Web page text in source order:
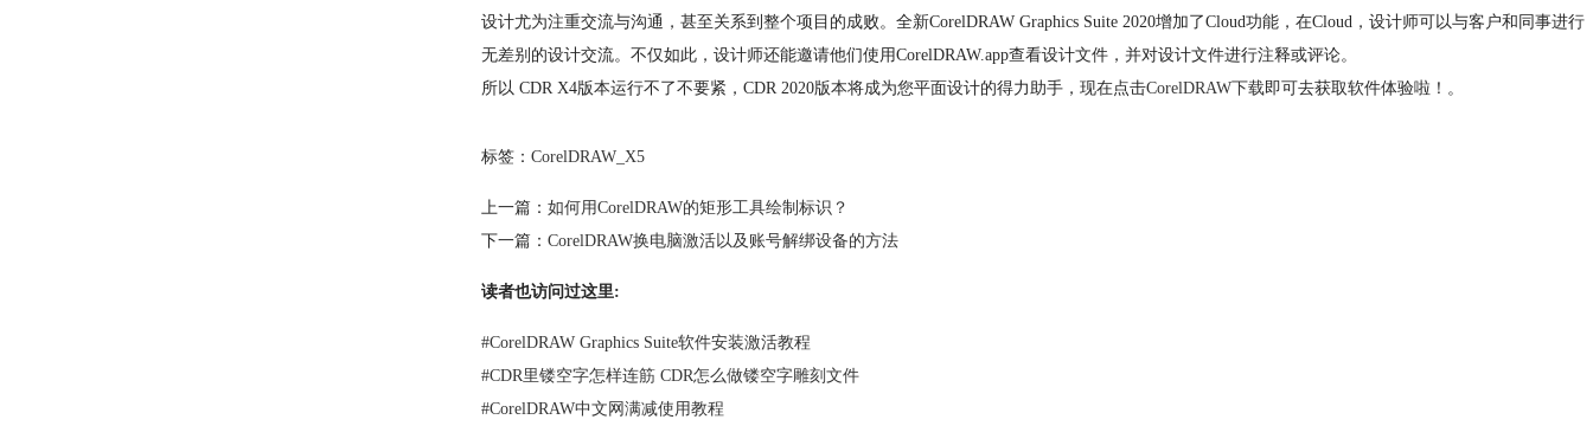
设计尤为注重交流与沟通，甚至关系到整个项目的成败。全新CorelDRAW Graphics Suite 2020增加了Cloud功能，在Cloud，设计师可以与客户和同事进行
无差别的设计交流。不仅如此，设计师还能邀请他们使用CorelDRAW.app查看设计文件，并对设计文件进行注释或评论。
所以 CDR X4版本运行不了不要紧，CDR 2020版本将成为您平面设计的得力助手，现在点击CorelDRAW下载即可去获取软件体验啦！。
标签： CorelDRAW_X5
上一篇： 如何用CorelDRAW的矩形工具绘制标识？
下一篇： CorelDRAW换电脑激活以及账号解绑设备的方法
读者也访问过这里:
#CorelDRAW Graphics Suite软件安装激活教程
#CDR里镂空字怎样连筋 CDR怎么做镂空字雕刻文件
#CorelDRAW中文网满减使用教程